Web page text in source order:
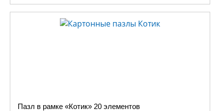
Пазл в рамке «Котик» 20 элементов